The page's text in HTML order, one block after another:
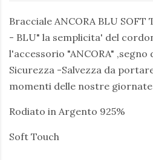
Bracciale ANCORA BLU
- BLU" la semplicita' del
l'accessorio "ANCORA"
Sicurezza -Salvezza da
momenti delle nostre giornate
Rodiato in Argento 925%
Soft Touch